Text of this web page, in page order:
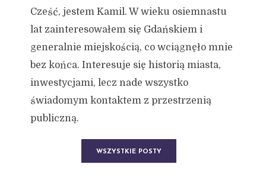
Cześć, jestem Kamil. W wieku osiemnastu
lat zainteresowałem się Gdańskiem i
generalnie miejskością, co wciągnęło mnie
bez końca. Interesuje się historią miasta,
inwestycjami, lecz nade wszystko
świadomym kontaktem z przestrzenią
publiczną.
WSZYSTKIE POSTY